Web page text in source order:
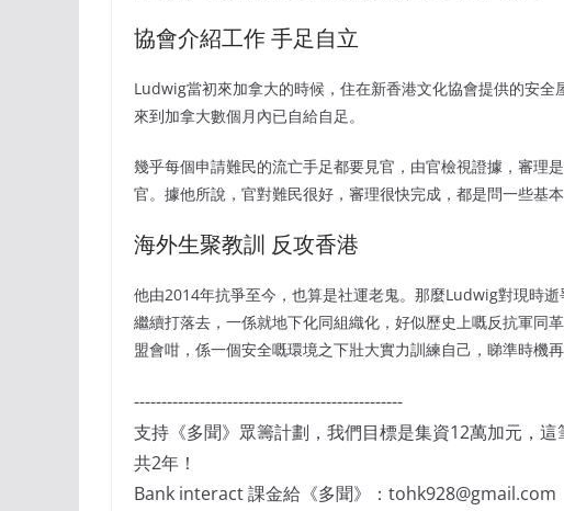
協會介紹工作 手足自立
Ludwig當初來加拿大的時候，住在新香港文化協會提供的安全
來到加拿大數個月內已自給自足。
幾乎每個申請難民的流亡手足都要見官，由官檢視證據，審理
官。據他所說，官對難民很好，審理很快完成，都是問一些基
海外生聚教訓 反攻香港
他由2014年抗爭至今，也算是社運老鬼。那麼Ludwig對現時
繼續打落去，一係就地下化同組織化，好似歷史上嘅反抗軍同
盟會咁，係一個安全嘅環境之下壯大實力訓練自己，睇準時機再
-------------------------------------------------
支持《多聞》眾籌計劃，我們目標是集資12萬加元，
共2年！
Bank interact 課金給《多聞》：tohk928@gmail.com